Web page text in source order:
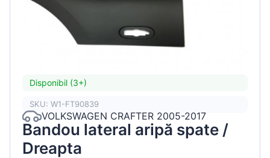
Disponibil (3+)
SKU: W1-FT90839
VOLKSWAGEN CRAFTER 2005-2017
Bandou lateral aripă spate /
Dreapta